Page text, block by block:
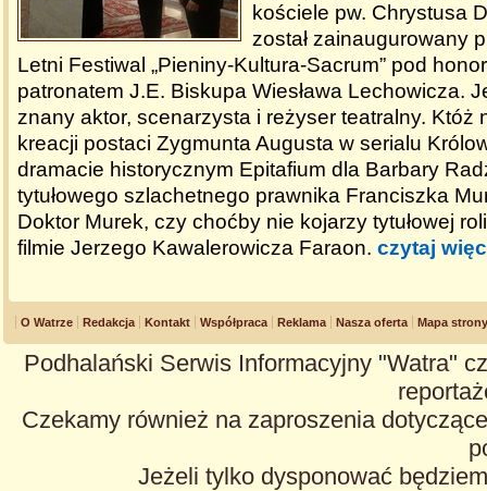
kościele pw. Chrystusa
został zainaugurowany
Letni Festiwal „Pieniny-Kultura-Sacrum” pod
patronatem J.E. Biskupa Wiesława Lechowicza.
znany aktor, scenarzysta i reżyser teatralny. Któż
kreacji postaci Zygmunta Augusta w serialu
dramacie historycznym Epitafium dla Barbary
tytułowego szlachetnego prawnika Franciszka
Doktor Murek, czy choćby nie kojarzy tytułowej
filmie Jerzego Kawalerowicza Faraon. czytaj
O Watrze Redakcja Kontakt Współpraca Reklama Nasza oferta Mapa strony
Podhalański Serwis Informacyjny "Watra"
Czekamy również na zaproszenia
Jeżeli tylko dysponować